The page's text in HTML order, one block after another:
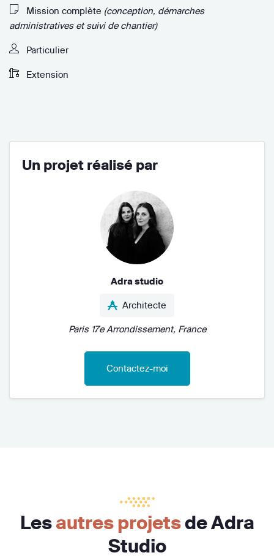
Mission complète (conception, démarches
administratives et suivi de chantier)
Particulier
Extension
Un projet réalisé par
Adra studio
Architecte
Paris 17e Arrondissement, France
Contactez-moi
Lesautres projetsde Adra
Studio